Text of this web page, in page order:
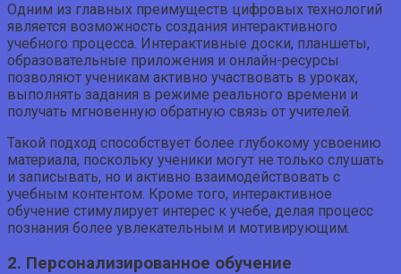
Одним из главных преимуществ цифровых технологий
является возможность создания интерактивного
учебного процесса. Интерактивные доски, планшеты,
образовательные приложения и онлайн-ресурсы
позволяют ученикам активно участвовать в уроках,
выполнять задания в режиме реального времени и
получать мгновенную обратную связь от учителей.
Такой подход способствует более глубокому усвоению
материала, поскольку ученики могут не только слушать
и записывать, но и активно взаимодействовать с
учебным контентом. Кроме того, интерактивное
обучение стимулирует интерес к учебе, делая процесс
познания более увлекательным и мотивирующим.
2. Персонализированное обучение